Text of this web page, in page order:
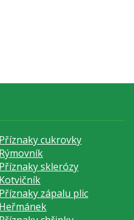
Příznaky cukrovky
Rýmovník
Příznaky sklerózy
Kotvičník
Příznaky zápalu plic
Heřmánek